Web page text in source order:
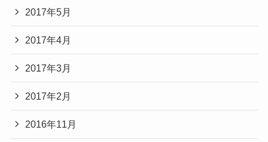
2017年5月
2017年4月
2017年3月
2017年2月
2016年11月